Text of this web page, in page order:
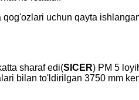
uchun qayta
sharaf edi(SICER) PM 5
bilan to'ldirilgan 3750 mm